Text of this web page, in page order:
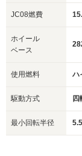
JC08燃費
ホイール
ベース
使用燃料 ハ
駆動方式 四
最小回転半径